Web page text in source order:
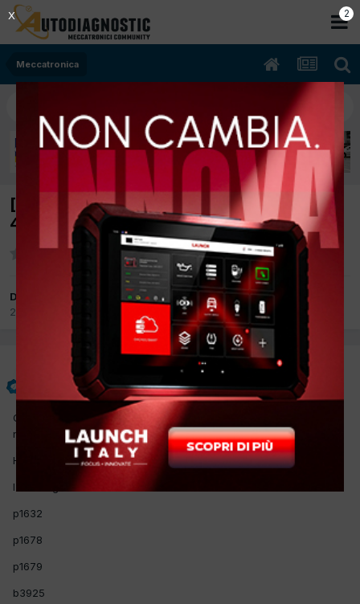
Meccatronica
[OPEL CORSA 05/2007 1226cc Z12XEP
48Kw Benzina] La macchina non parte
Da unicarservice
25 Gennaio 2013
unicarservice
Inviato25 Gennaio 2013
Ciao a tutti , ho un problema con un opel corsa d ,la macchina
non parte, il motorino non gira e lampeggia la spia della chiave.
Ho provato anche le doppie chiavi e rimemorizzate, ma niente.
I codici guasto sono:
p1632
p1678
p1679
b3925
2
X